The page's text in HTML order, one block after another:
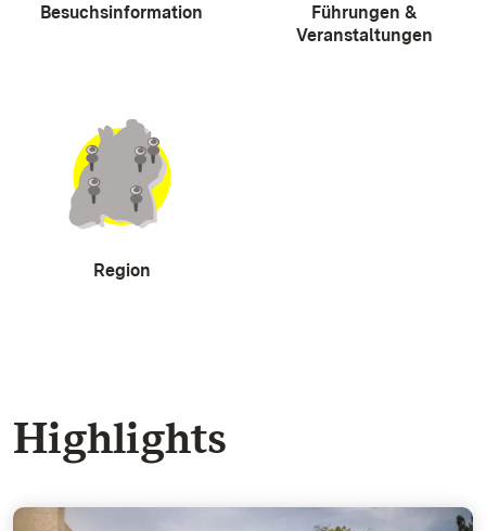
Besuchsinformation
Führungen &
Veranstaltungen
Region
Highlights
Der Garten - Kunst im Grünen